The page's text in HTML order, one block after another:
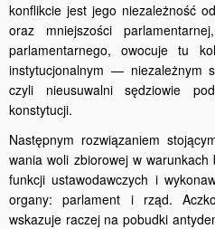
konflikcie jest jego niezależność
oraz mniejszości
parlamentarnego, owocuje tu
instytucjonalnym — niezależnym
czyli nieusuwalni sędziowie
konstytucji.
Następnym rozwiązaniem
wania woli zbiorowej w
funkcji ustawodawczych i
organy: parlament i rząd.
wskazuje raczej na pobudki